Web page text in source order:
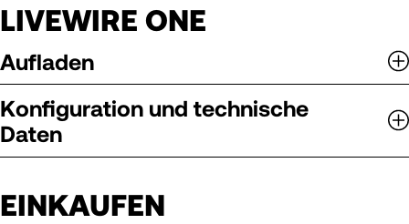
LIVEWIRE ONE
Aufladen
Konfiguration und technische
Daten
EINKAUFEN